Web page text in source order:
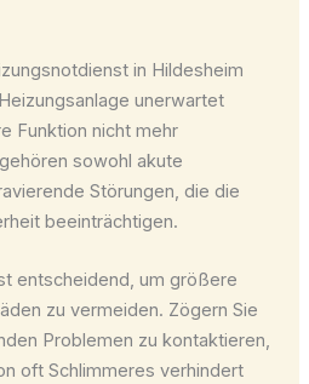
in Hildesheim
unerwartet
Funktion nicht mehr
sowohl akute
Störungen, die die
beeinträchtigen.
entscheidend, um größere
zu vermeiden. Zögern Sie
Problemen zu kontaktieren,
oft Schlimmeres verhindert